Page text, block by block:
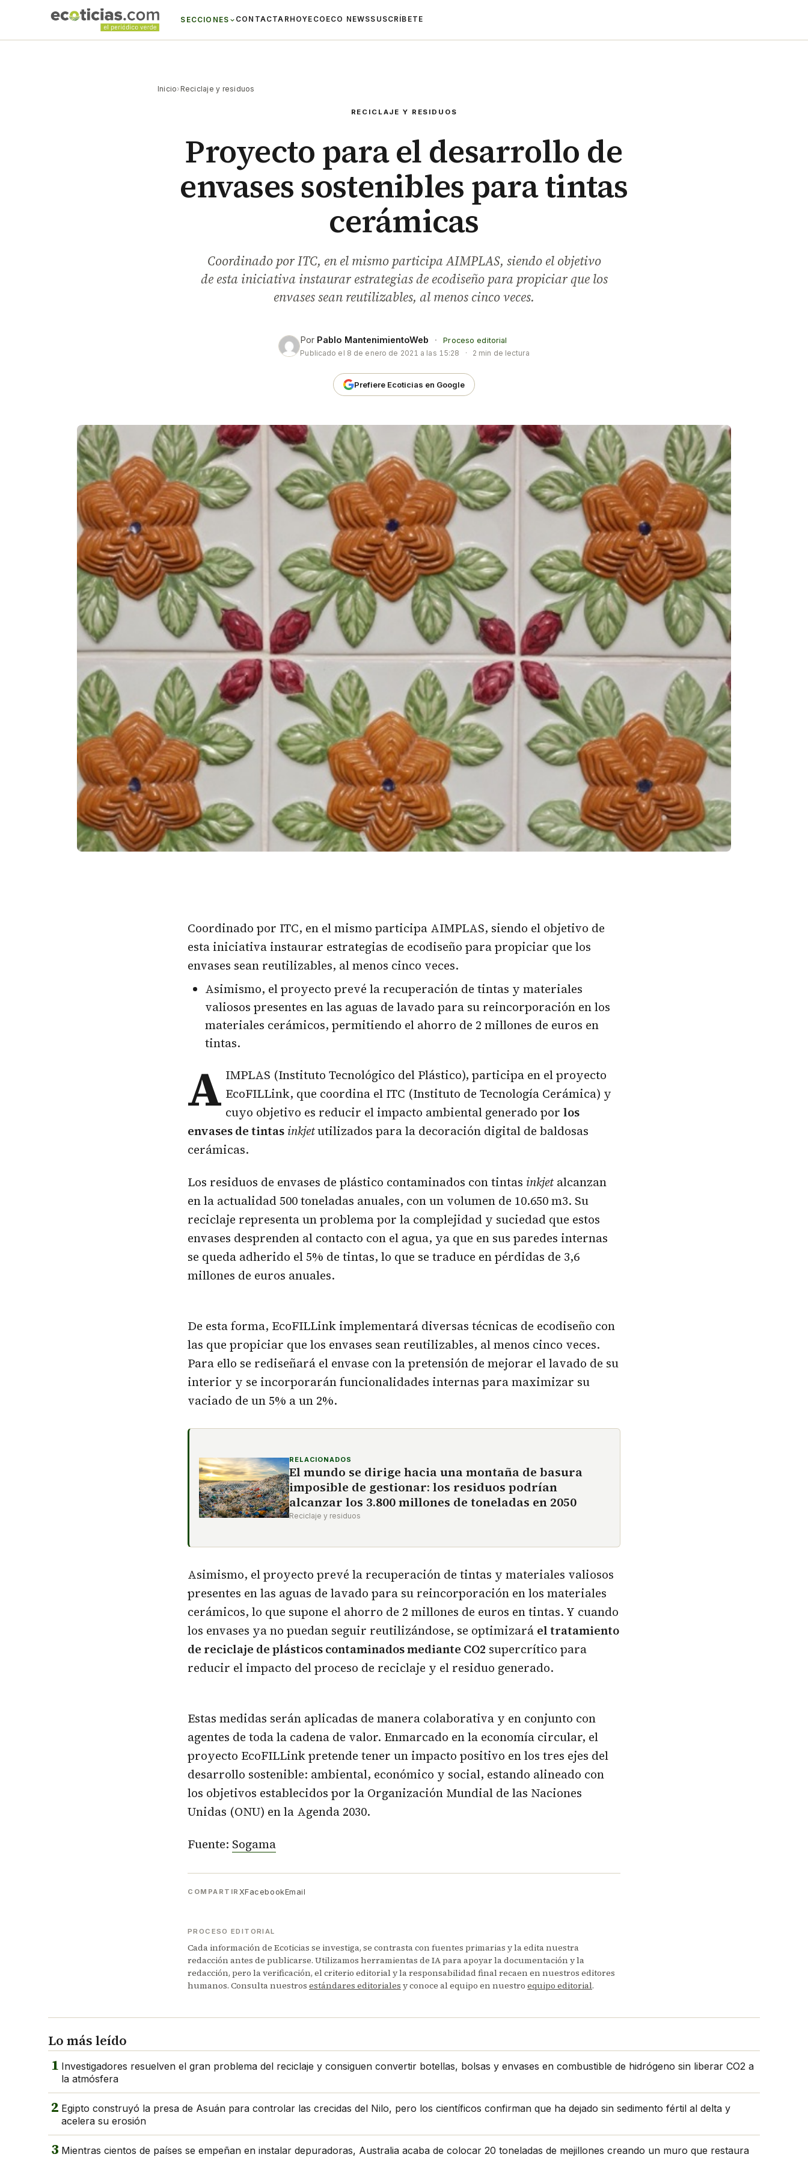
SECCIONES CONTACTAR HOYECO ECO NEWSSUSCRÍBETE
Inicio› Reciclaje y residuos
RECICLAJE Y RESIDUOS
Proyecto para el desarrollo de
envases sostenibles para tintas
cerámicas
Coordinado por ITC, en el mismo participa AIMPLAS, siendo el objetivo
de esta iniciativa instaurar estrategias de ecodiseño para propiciar que los
envases sean reutilizables, al menos cinco veces.
Por Pablo MantenimientoWeb ·
Proceso editorial
Publicado el 8 de enero de 2021 a las 15:28 · 2 min de lectura
Prefiere Ecoticias en Google
Coordinado por ITC, en el mismo participa AIMPLAS, siendo el objetivo de
esta iniciativa instaurar estrategias de ecodiseño para propiciar que los
envases sean reutilizables, al menos cinco veces.
Asimismo, el proyecto prevé la recuperación de tintas y materiales
valiosos presentes en las aguas de lavado para su reincorporación en los
materiales cerámicos, permitiendo el ahorro de 2 millones de euros en
tintas.
A IMPLAS (Instituto Tecnológico del Plástico), participa en el proyecto
EcoFILLink, que coordina el ITC (Instituto de Tecnología Cerámica) y
cuyo objetivo es reducir el impacto ambiental generado porlos
envases de tintas inkjetutilizados para la decoración digital de baldosas
cerámicas.
Los residuos de envases de plástico contaminados con tintas inkjet alcanzan
en la actualidad 500 toneladas anuales, con un volumen de 10.650 m3. Su
reciclaje representa un problema por la complejidad y suciedad que estos
envases desprenden al contacto con el agua, ya que en sus paredes internas
se queda adherido el 5% de tintas, lo que se traduce en pérdidas de 3,6
millones de euros anuales.
De esta forma, EcoFILLink implementará diversas técnicas de ecodiseño con
las que propiciar que los envases sean reutilizables, al menos cinco veces.
Para ello se rediseñará el envase con la pretensión de mejorar el lavado de su
interior y se incorporarán funcionalidades internas para maximizar su
vaciado de un 5% a un 2%.
RELACIONADOS
El mundo se dirige hacia una montaña de basura
imposible de gestionar: los residuos podrían
alcanzar los 3.800 millones de toneladas en 2050
Reciclaje y residuos
Asimismo, el proyecto prevé la recuperación de tintas y materiales valiosos
presentes en las aguas de lavado para su reincorporación en los materiales
cerámicos, lo que supone el ahorro de 2 millones de euros en tintas. Y cuando
los envases ya no puedan seguir reutilizándose, se optimizará el tratamiento
de reciclaje de plásticos contaminados mediante CO2 supercrítico para
reducir el impacto del proceso de reciclaje y el residuo generado.
Estas medidas serán aplicadas de manera colaborativa y en conjunto con
agentes de toda la cadena de valor. Enmarcado en la economía circular, el
proyecto EcoFILLink pretende tener un impacto positivo en los tres ejes del
desarrollo sostenible: ambiental, económico y social, estando alineado con
los objetivos establecidos por la Organización Mundial de las Naciones
Unidas (ONU) en la Agenda 2030.
Fuente: Sogama
COMPARTIR XFacebookEmail
PROCESO EDITORIAL
Cada información de Ecoticias se investiga, se contrasta con fuentes primarias y la edita nuestra
redacción antes de publicarse. Utilizamos herramientas de IA para apoyar la documentación y la
redacción, pero la verificación, el criterio editorial y la responsabilidad final recaen en nuestros editores
humanos. Consulta nuestros estándares editoriales y conoce al equipo en nuestro equipo editorial.
Lo más leído
1 Investigadores resuelven el gran problema del reciclaje y consiguen convertir botellas, bolsas y envases en combustible de hidrógeno sin liberar CO2 a
la atmósfera
2 Egipto construyó la presa de Asuán para controlar las crecidas del Nilo, pero los científicos confirman que ha dejado sin sedimento fértil al delta y
acelera su erosión
3 Mientras cientos de países se empeñan en instalar depuradoras, Australia acaba de colocar 20 toneladas de mejillones creando un muro que restaura